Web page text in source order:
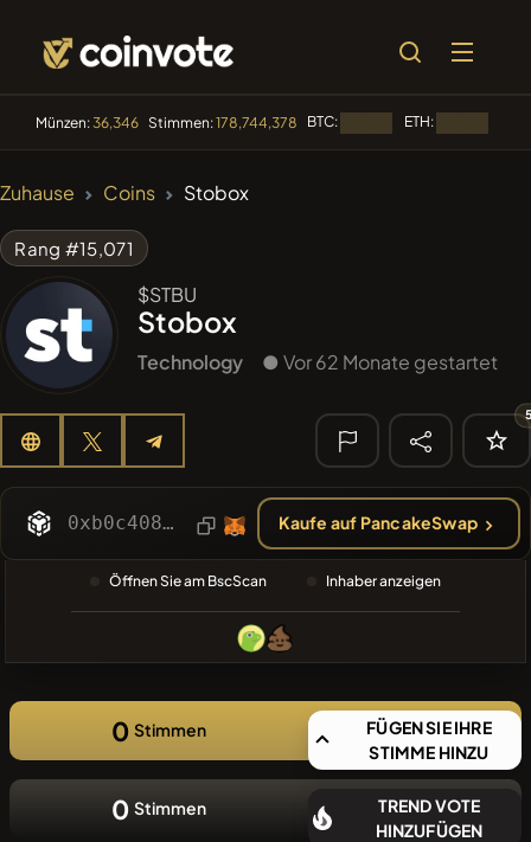
Münzen:36,346 Stimmen:178,744,378 BTC: ETH:
PERFI PEEFITOKEN
#1106
🔎
KÜRZLICHE
SUCHE
❌Keine
aktuellen
Münzen
Zuhause Coins Stobox
Rang #15,071
$STBU
Stobox
Technology ● Vor 62 Monate gestartet
0xb0c4080a8Fa7afa11a09473f3be14d44AF3f8743 Kaufe auf PancakeSwap
Öffnen Sie am BscScan Inhaber anzeigen
0 Stimmen
FÜGEN SIE IHRE
STIMME HINZU
0 Stimmen
TREND VOTE
HINZUFÜGEN